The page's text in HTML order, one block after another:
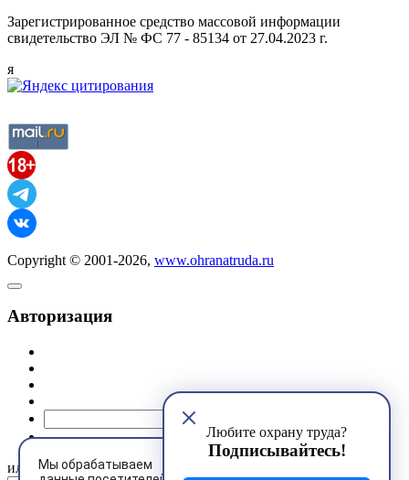
Мы обрабатываем
Любите охрану труда?
Подписывайтесь!
Зарегистрированное средство массовой информации
свидетельство ЭЛ № ФС 77 - 85134 от 27.04.2023 г.
я
Copyright © 2001-2026, www.ohranatruda.ru
Авторизация
или